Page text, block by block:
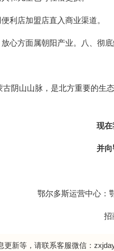
利店加盟店直入商业渠道。
心方面属朝阳产业。八、彻
古阴山山脉，是北方重要的生
现
并
鄂尔多斯运营中心：
招
更新等，请联系客服微信：